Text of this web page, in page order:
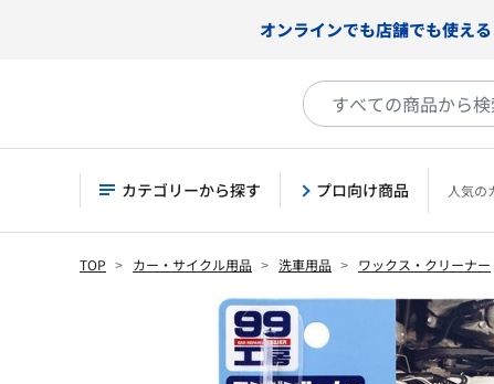
オンラインでも店舗でも使える
カテゴリーから探す プロ向け商品 人気の
TOP カー・サイクル用品 洗車用品 ワックス・クリーナー